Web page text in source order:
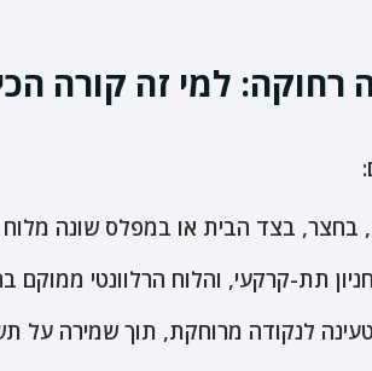
למי זה קורה
בחצר, בצד הבית או במפלס שונה
תת-קרקעי, והלוח הרלוונטי
לנקודה מרוחקת, תוך שמירה על